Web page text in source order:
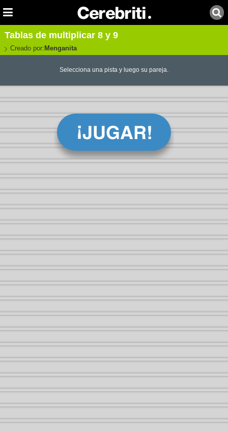
Tablas de multiplicar 8 y 9
Creado por: Menganita
Selecciona una pista y luego su pareja.